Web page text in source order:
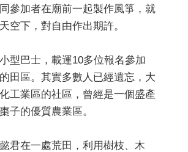
參加者在廟前一起製作風箏，就
空下，對自由作出期許。
型巴士，載運10多位報名參加
田區。其實多數人已經遺忘，大
工業區的社區，曾經是一個盛產
子的優質農業區。
君在一處荒田，利用樹枝、木